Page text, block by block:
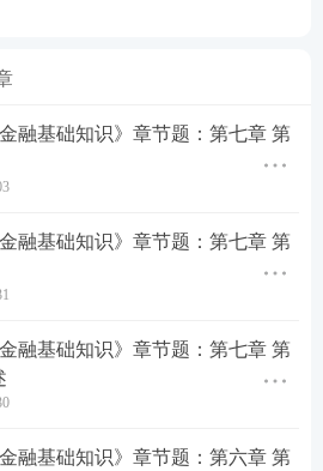
真题集，包邮到家！
取1科，数量有限！
基础知识》章节题：第七章 第
融基础知识》章节题：第七章 第
融基础知识》章节题：第七章 第
融基础知识》章节题：第六章 第